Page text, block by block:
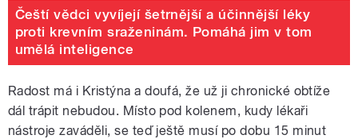
Čeští vědci vyvíjejí šetrnější a účinnější léky
proti krevním sraženinám. Pomáhá jim v tom
umělá inteligence
Radost má i Kristýna a doufá, že už ji chronické obtíže
dál trápit nebudou. Místo pod kolenem, kudy lékaři
nástroje zaváděli, se teď ještě musí po dobu 15 minut